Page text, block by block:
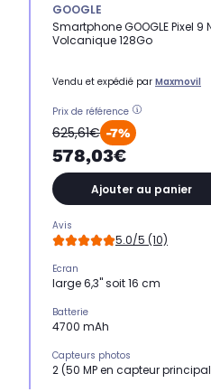
GOOGLE
Smartphone GOOGLE Pixel 9
Volcanique 128Go
Vendu et expédié par Maxmovil
Prix de référence
625,61€ -7%
578,03€
Ajouter au panier
Avis
5.0/5 (10)
Ecran
large 6,3" soit 16 cm
Batterie
4700 mAh
Capteurs photos
2 (50 MP en capteur